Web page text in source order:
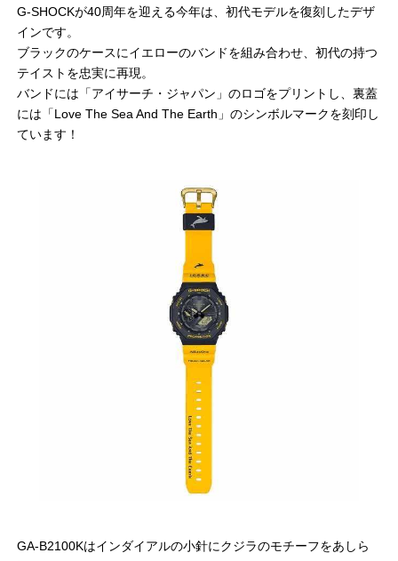
G-SHOCKが40周年を迎える今年は、初代モデルを復刻したデザ
インです。
ブラックのケースにイエローのバンドを組み合わせ、初代の持つ
テイストを忠実に再現。
バンドには「アイサーチ・ジャパン」のロゴをプリントし、裏蓋
には「Love The Sea And The Earth」のシンボルマークを刻印し
ています！
GA-B2100Kはインダイアルの小針にクジラのモチーフをあしら